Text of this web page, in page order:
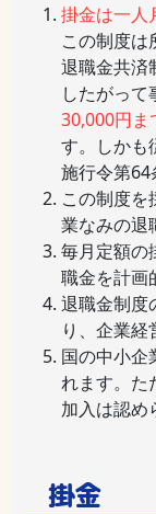
掛金は一人
この制度は
退職金共済
したがって
30,000円ま
す。しかも
施行令第
この制度を
業なみの退
毎月定額の
職金を計画
退職金制度
り、企業経
国の中小企
れます。た
加入は認め
掛金